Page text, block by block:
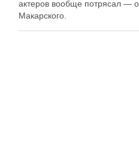
актеров вообще потрясал —
Макарского.